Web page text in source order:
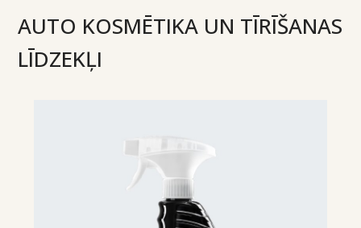
AUTO KOSMĒTIKA UN TĪRĪŠANAS
LĪDZEKĻI